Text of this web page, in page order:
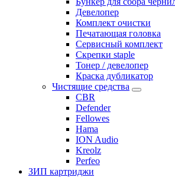
Девелопер
Комплект очистки
Печатающая головка
Сервисный комплект
Скрепки staple
Тонер / девелопер
Краска дубликатор
Чистящие средства
CBR
Defender
Fellowes
Hama
ION Audio
Kreolz
Perfeo
ЗИП картриджи